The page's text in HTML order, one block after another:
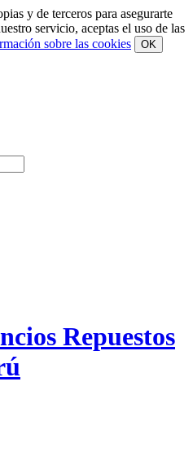
y de terceros para asegurarte
servicio, aceptas el uso de las
sobre las cookies OK
Repuestos